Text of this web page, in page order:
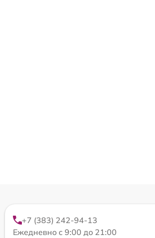
+7 (383) 242-94-13
Ежедневно с 9:00 до 21:00